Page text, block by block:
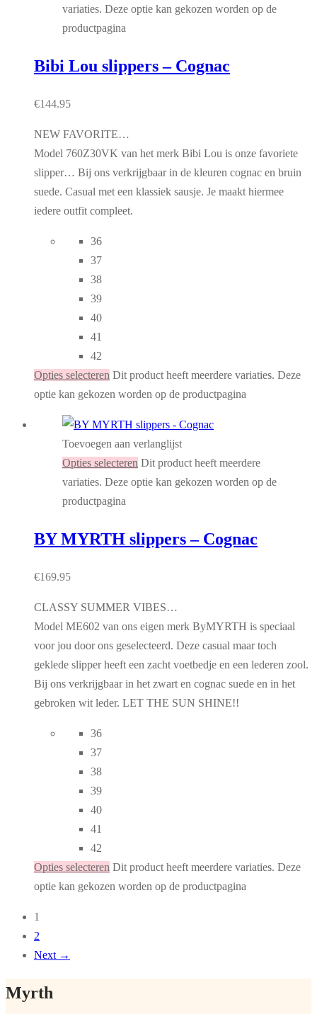
variaties. Deze optie kan gekozen worden op de
productpagina
Bibi Lou slippers – Cognac
€144.95
NEW FAVORITE…
Model 760Z30VK van het merk Bibi Lou is onze favoriete
slipper… Bij ons verkrijgbaar in de kleuren cognac en bruin
suede. Casual met een klassiek sausje. Je maakt hiermee
iedere outfit compleet.
36
37
38
39
40
41
42
Opties selecteren Dit product heeft meerdere variaties. Deze
optie kan gekozen worden op de productpagina
Toevoegen aan verlanglijst
Opties selecteren Dit product heeft meerdere
variaties. Deze optie kan gekozen worden op de
productpagina
BY MYRTH slippers – Cognac
€169.95
CLASSY SUMMER VIBES…
Model ME602 van ons eigen merk ByMYRTH is speciaal
voor jou door ons geselecteerd. Deze casual maar toch
geklede slipper heeft een zacht voetbedje en een lederen zool.
Bij ons verkrijgbaar in het zwart en cognac suede en in het
gebroken wit leder. LET THE SUN SHINE!!
36
37
38
39
40
41
42
Opties selecteren Dit product heeft meerdere variaties. Deze
optie kan gekozen worden op de productpagina
1
2
Next →
Myrth